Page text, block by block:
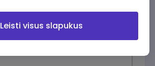
Leisti visus slapukus